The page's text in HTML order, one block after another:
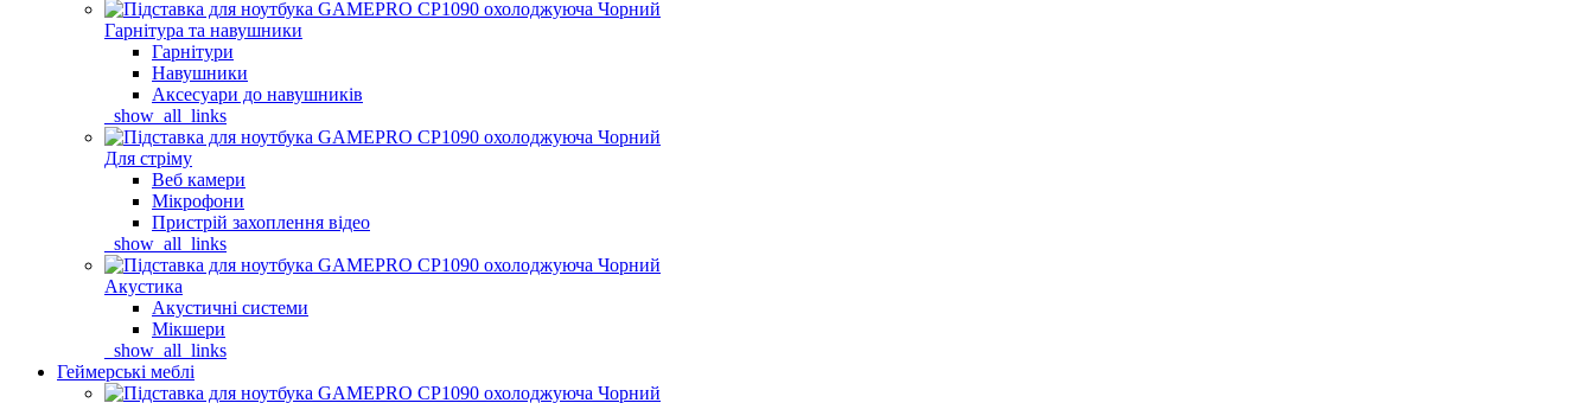
Гарнітура та навушники
Гарнітури
Навушники
Аксесуари до навушників
_show_all_links
Для стріму
Веб камери
Мікрофони
Пристрій захоплення відео
_show_all_links
Акустика
Акустичні системи
Мікшери
_show_all_links
Геймерські меблі